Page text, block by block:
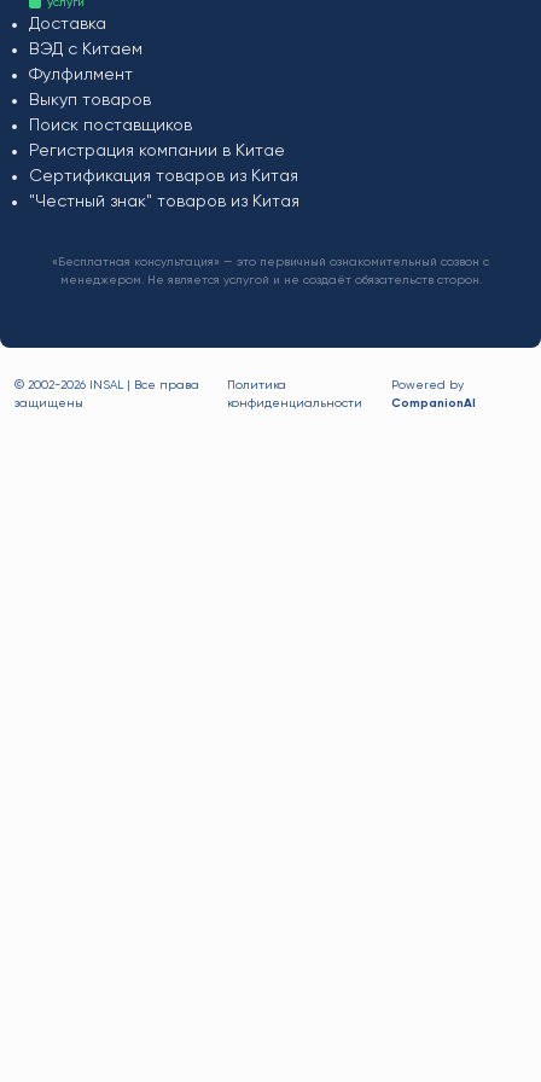
Доставка
ВЭД с Китаем
Фулфилмент
Выкуп товаров
Поиск поставщиков
Регистрация компании в Китае
Сертификация товаров из Китая
"Честный знак" товаров из Китая
«Бесплатная консультация» — это первичный ознакомительный созвон с
менеджером. Не является услугой и не создаёт обязательств сторон.
© 2002-2026 INSAL | Все права
защищены
Политика
конфиденциальности
Powered by
CompanionAI